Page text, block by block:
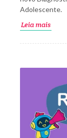
Adolescente.
Leia mais